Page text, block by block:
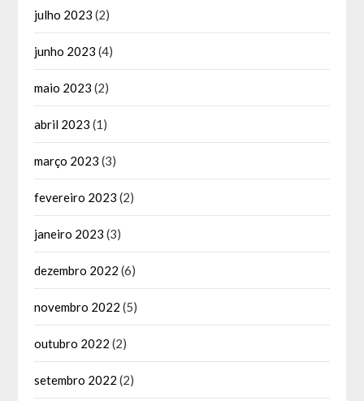
julho 2023 (2)
junho 2023 (4)
maio 2023 (2)
abril 2023 (1)
março 2023 (3)
fevereiro 2023 (2)
janeiro 2023 (3)
dezembro 2022 (6)
novembro 2022 (5)
outubro 2022 (2)
setembro 2022 (2)